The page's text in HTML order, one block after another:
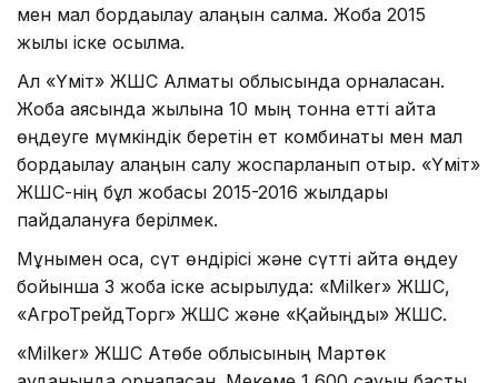
мен мал бордақылау алаңын салмақ. Жоба 2015
жылы іске қосылмақ.
Ал «Үміт» ЖШС Алматы облысында орналасқан.
Жоба аясында жылына 10 мың тонна етті қайта
өңдеуге мүмкіндік беретін ет комбинаты мен мал
бордақылау алаңын салу жоспарланып отыр. «Үміт»
ЖШС-нің бұл жобасы 2015-2016 жылдары
пайдалануға берілмек.
Мұнымен қоса, сүт өндірісі және сүтті қайта өңдеу
бойынша 3 жоба іске асырылуда: «Milker» ЖШС,
«АгроТрейдТорг» ЖШС және «Қайыңды» ЖШС.
«Milker» ЖШС Ақтөбе облысының Мартөк